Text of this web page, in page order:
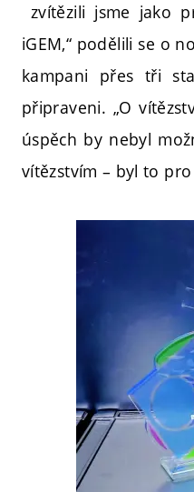
zvítězili jsme jako
iGEM,“ podělili se o
kampani přes tři
připraveni. „O
úspěch by nebyl
vítězstvím – byl to